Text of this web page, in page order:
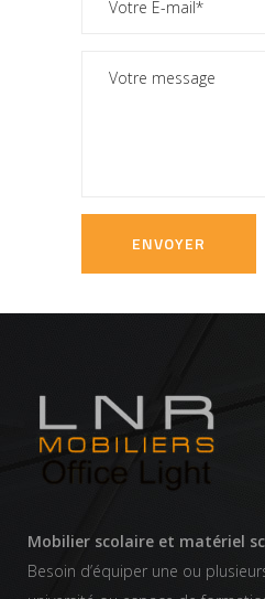
Mobilier scolaire et matériel
Besoin d’équiper une ou